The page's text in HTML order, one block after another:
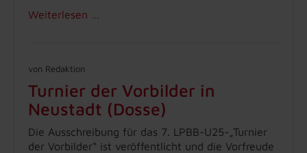
Weiterlesen …
von Redaktion
Turnier der Vorbilder in
Neustadt (Dosse)
Die Ausschreibung für das 7. LPBB-U25-„Turnier
der Vorbilder“ ist veröffentlicht und die Vorfreude